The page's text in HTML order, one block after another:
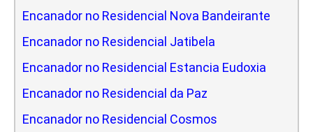
Encanador no Residencial Nova Bandeirante
Encanador no Residencial Jatibela
Encanador no Residencial Estancia Eudoxia
Encanador no Residencial da Paz
Encanador no Residencial Cosmos